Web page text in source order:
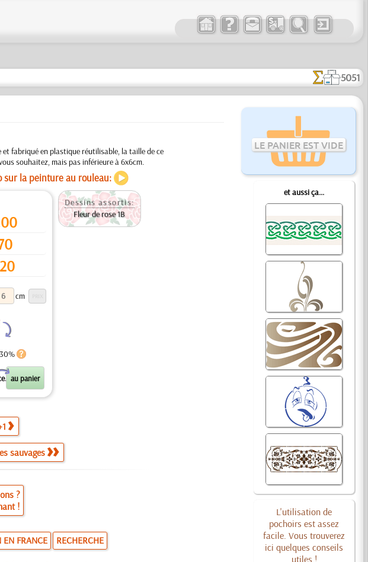
5051
LE PANIER EST VIDE
et aussi ça...
L'utilisation de
pochoirs est assez
facile. Vous trouverez
ici quelques conseils
utiles !
et fabriqué en plastique réutilisable, la taille de ce
souhaitez, mais pas inférieure à 6x6cm.
sur la peinture au rouleau:
cm
Dessins assortis:
Fleur de rose 1B
sauvages
?
!
EN FRANCE RECHERCHE